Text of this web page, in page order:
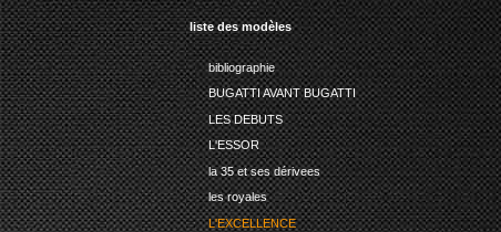
liste des modèles
bibliographie
BUGATTI AVANT BUGATTI
LES DEBUTS
L'ESSOR
la 35 et ses dérivees
les royales
L'EXCELLENCE